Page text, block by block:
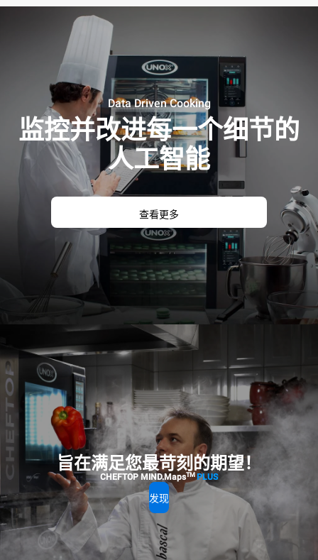
Data Driven Cooking
监控并改进每一个细节的
人工智能
查看更多
旨在满足您最苛刻的期望！
CHEFTOP MIND.MapsTM PLUS
发现